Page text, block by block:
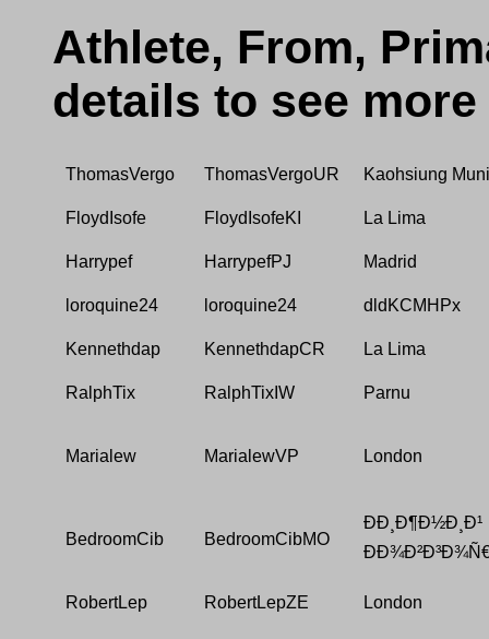
Athlete, From,
details to see more
ThomasVergo ThomasVergoUR Kaohsiung
FloydIsofe FloydIsofeKI La Lima
Harrypef HarrypefPJ Madrid
loroquine24 loroquine24 dldKCMHPx
Kennethdap KennethdapCR La Lima
RalphTix RalphTixIW Parnu
Marialew MarialewVP London
BedroomCib BedroomCibMO
ÐÐ¸Ð¶Ð½Ð¸Ð¹
RobertLep RobertLepZE London